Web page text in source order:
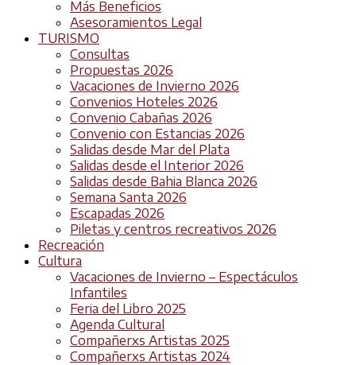
Más Beneficios
Asesoramientos Legal
TURISMO
Consultas
Propuestas 2026
Vacaciones de Invierno 2026
Convenios Hoteles 2026
Convenio Cabañas 2026
Convenio con Estancias 2026
Salidas desde Mar del Plata
Salidas desde el Interior 2026
Salidas desde Bahia Blanca 2026
Semana Santa 2026
Escapadas 2026
Piletas y centros recreativos 2026
Recreación
Cultura
Vacaciones de Invierno – Espectáculos
Infantiles
Feria del Libro 2025
Agenda Cultural
Compañerxs Artistas 2025
Compañerxs Artistas 2024